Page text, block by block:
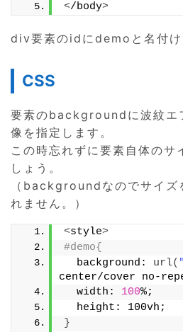
</body>
div要素のidにdemoと名付け
CSS
要素のbackgroundに波紋エ
像を指定します。
この時忘れずに要素自体のサ
しょう。
（backgroundなのでサイズ
れません。）
<style>
#demo{
  background:
url(
center/cover no-
  width:
100%;
  height: 100vh;
}